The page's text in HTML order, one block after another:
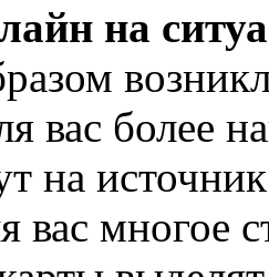
на
вас более
на
вас многое